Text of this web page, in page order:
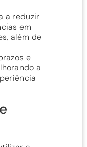
a reduzir
em
além de
e
a